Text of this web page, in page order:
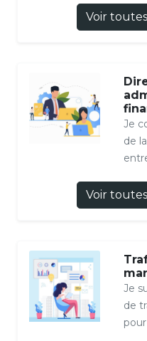
Voir
Je
de
Voir
Je
de